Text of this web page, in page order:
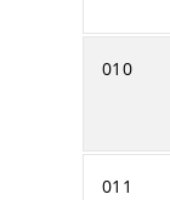
010
011